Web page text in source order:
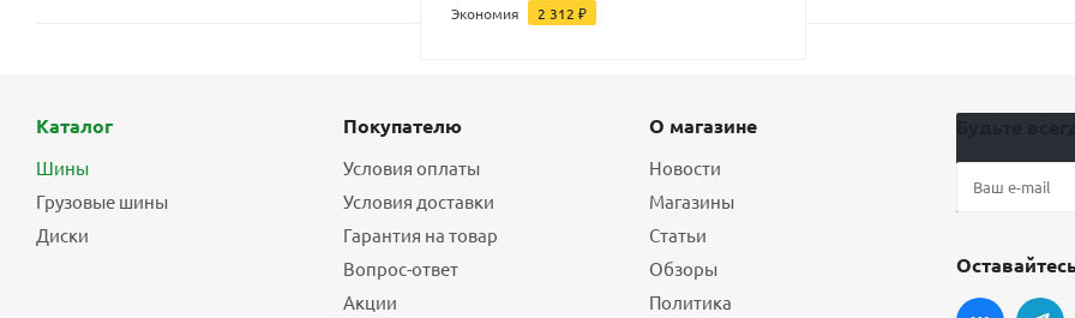
Экономия 2 312 ₽
Каталог
Шины
Грузовые шины
Диски
Покупателю
Условия оплаты
Условия доставки
Гарантия на товар
Вопрос-ответ
Акции
О магазине
Новости
Магазины
Статьи
Обзоры
Политика